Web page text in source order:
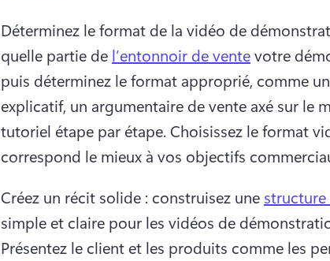
Déterminez le format de la vidéo de
quelle partie de l’entonnoir de vente votre
puis déterminez le format approprié, comme
explicatif, un argumentaire de vente axé sur le
tutoriel étape par étape. Choisissez le format
correspond le mieux à vos objectifs
Créez un récit solide : construisez une
Présentez le client et les produits comme les